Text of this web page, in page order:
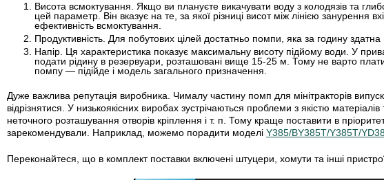
Висота всмоктування . Якщо ви плануєте викачувати воду з колодязів та
цей параметр. Він вказує на те, за якої різниці висот між лінією занурення
ефективність всмоктування.
Продуктивність . Для побутових цілей достатньо помпи, яка за годину
Напір . Ця характеристика показує максимальну висоту підйому води. У
подати рідину в резервуари, розташовані вище 15-25 м. Тому не варто
помпу — підійде і модель загального призначення.
Дуже важлива репутація виробника. Чималу частину помп для мінітракторів
відрізнятися. У низькоякісних виробах зустрічаються проблеми з якістю
неточного розташування отворів кріплення і т. п. Тому краще поставити в
зарекомендували. Наприклад, можемо порадити моделі Y385/BY385T/Y385T/
Переконайтеся, що в комплект поставки включені штуцери, хомути та інші